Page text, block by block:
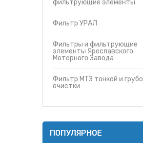
Утеплители капота
Доставка
Контакты
Фильтры
Фильтры
Фильтры
фильтрующие элементы
Фильтр УРАЛ
Фильтры и фильтрующие
элементы Ярославского
Моторного Завода
Фильтр МТЗ тонкой и
очистки
ПОПУЛЯРНОЕ